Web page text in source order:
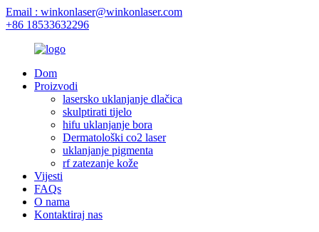
Email : winkonlaser@winkonlaser.com
+86 18533632296
Dom
Proizvodi
lasersko uklanjanje dlačica
skulptirati tijelo
hifu uklanjanje bora
Dermatološki co2 laser
uklanjanje pigmenta
rf zatezanje kože
Vijesti
FAQs
O nama
Kontaktiraj nas